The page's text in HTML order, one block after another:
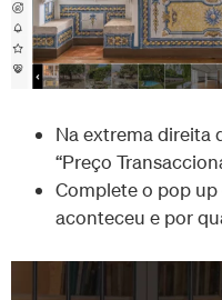
Na extrema direita
“Preço
Complete o pop
aconteceu e por